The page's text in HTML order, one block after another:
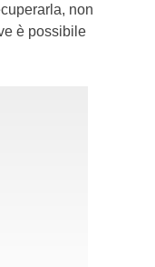
non
è possibile